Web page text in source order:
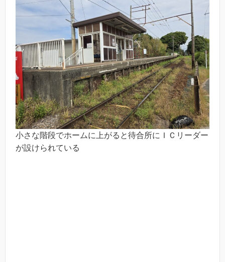
小さな階段でホームに上がると待合所にＩＣリーダー
が設けられている